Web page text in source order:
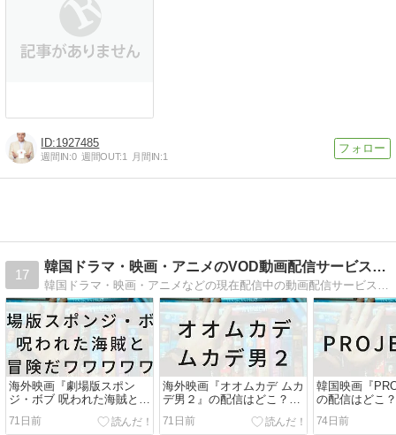
1927485
週間IN:0 週間OUT:1 月間IN:1
17
韓国ドラマ・映画・アニメのVOD動画配信サービス比較情報
韓国ドラマ・映画・アニメなどの現在配信中の動画配信サービスをまとめた情報サイト
海外映画『劇場版スポン
ジ・ボブ 呪われた海賊と大
冒険だワワワワワ！』の配
信はどこ？見逃し視聴でき
71日前
海外映画『オオムカデ ムカ
デ男２』の配信はどこ？見
逃し視聴できる動画配信サ
ービスまとめ【2025年おす
71日前
韓国映画『
の配信はどこ
できる動画配
とめ【2025年
74日前